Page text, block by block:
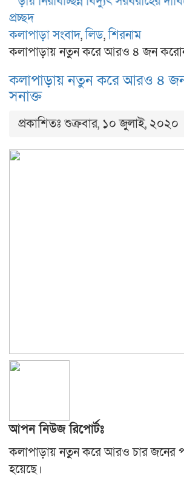
প্রচ্ছদ
কলাপাড়া সংবাদ,লিড,শিরনাম
কলাপাড়ায় নতুন করে আরও ৪ জন
কলাপাড়ায় নতুন করে আরও ৪
সনাক্ত
প্রকাশিতঃ শুক্রবার, ১০ জুলাই, ২০২০
আপন নিউজ রিপোর্টঃ
কলাপাড়ায় নতুন করে আরও চার জনের
হয়েছে।